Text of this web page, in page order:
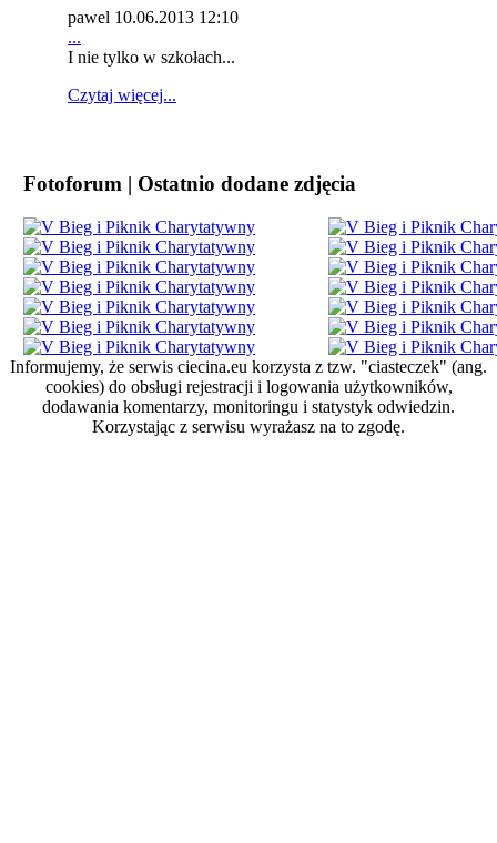
pawel 10.06.2013 12:10
...
I nie tylko w szkołach...
Czytaj więcej...
Fotoforum | Ostatnio dodane zdjęcia
Informujemy, że serwis ciecina.eu korzysta z tzw. "ciasteczek" (ang.
cookies) do obsługi rejestracji i logowania użytkowników,
dodawania komentarzy, monitoringu i statystyk odwiedzin.
Korzystając z serwisu wyrażasz na to zgodę.